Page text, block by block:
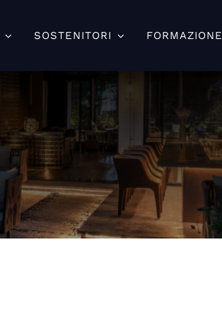
SOSTENITORI FORMAZIONE